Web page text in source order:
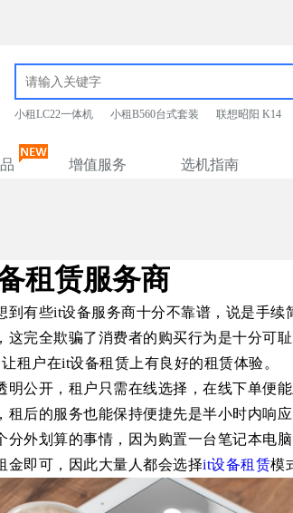
小租LC22一体机 小租B560台式套装 联想昭阳 K14
增值服务 选机指南
租赁服务商
到有些it设备服务商十分不靠谱，说是手续
完全欺骗了消费者的购买行为是十分可
租户在it设备租赁上有良好的租赁体验。
公开，租户只需在线选择，在线下单便
后的服务也能保持便捷先是半小时内响
分外划算的事情，因为购置一台笔记本电
金即可，因此大量人都会选择it设备租赁模